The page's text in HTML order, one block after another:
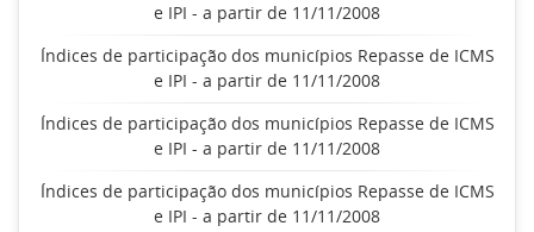
e IPI - a partir de 11/11/2008
Índices de participação dos municípios Repasse de ICMS
e IPI - a partir de 11/11/2008
Índices de participação dos municípios Repasse de ICMS
e IPI - a partir de 11/11/2008
Índices de participação dos municípios Repasse de ICMS
e IPI - a partir de 11/11/2008